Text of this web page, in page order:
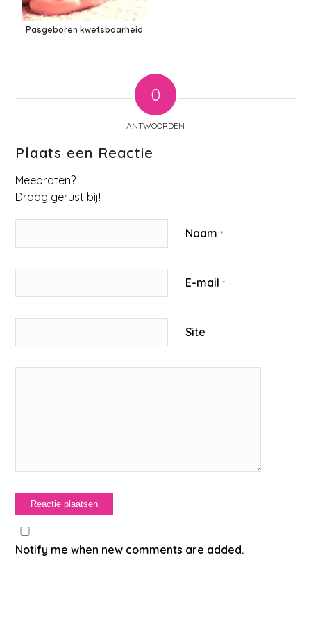
Pasgeboren kwetsbaarheid
0
ANTWOORDEN
Plaats een Reactie
Meepraten?
Draag gerust bij!
Naam*
E-mail*
Site
Notify me when new comments are added.